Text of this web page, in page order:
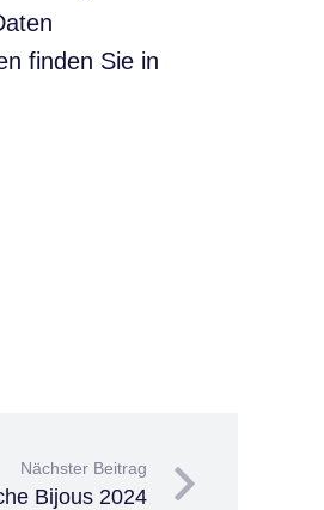
finden Sie in
Nächster Beitrag
Bijous 2024